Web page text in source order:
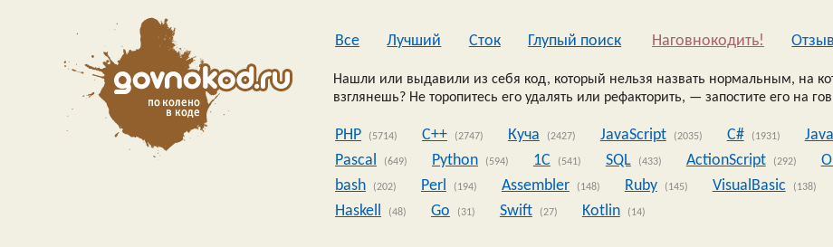
Все Лучший Сток Глупый поиск Наговнокодить!
Нашли или выдавили из себя код, который нельзя назвать нормальным, на
взглянешь? Не торопитесь его удалять или рефакторить, — запостите его на
PHP (5714) C++ (2747) Куча (2427) JavaScript (2035) C# (1931) Java
Pascal (649) Python (594) 1C (541) SQL (433) ActionScript (292)
bash (202) Perl (194) Assembler (148) Ruby (145) VisualBasic (138)
Haskell (48) Go (31) Swift (27) Kotlin (14)